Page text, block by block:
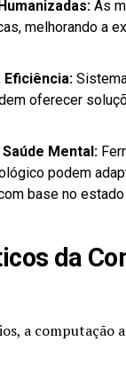
As
melhorando a
Eficiência:
oferecer
Mental:
podem
base no
da
a computação